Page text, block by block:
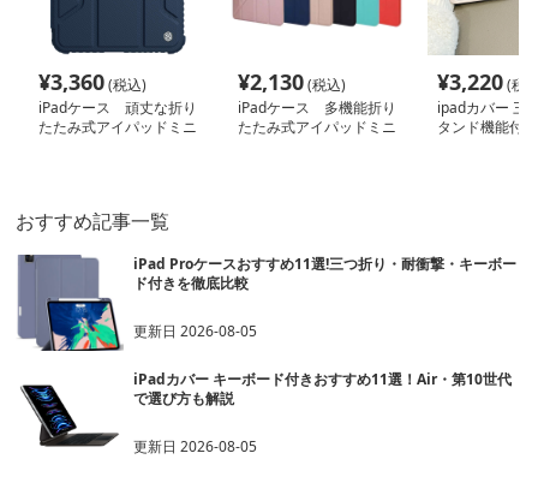
¥3,360(税込)
iPadケース 頑丈な折り
たたみ式アイパッドミニ
¥2,130(税込)
iPadケース 多機能折り
たたみ式アイパッドミニ
¥3,220(税
ipadカバー 三
タンド機能付
おすすめ記事一覧
iPad Proケースおすすめ11選!三つ折り・耐衝撃・キーボー
ド付きを徹底比較
更新日2026-08-05
iPadカバー キーボード付きおすすめ11選！Air・第10世代
で選び方も解説
更新日2026-08-05